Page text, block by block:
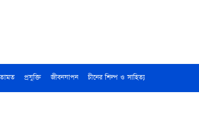
প্রযুক্তি জীবনযাপন চীনের শিল্প ও সাহিত্য